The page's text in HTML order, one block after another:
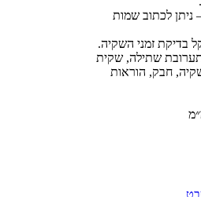
לכתוב שמות
בדיקת זמני השקיה.
שתילה, שקית
חבק, הוראות